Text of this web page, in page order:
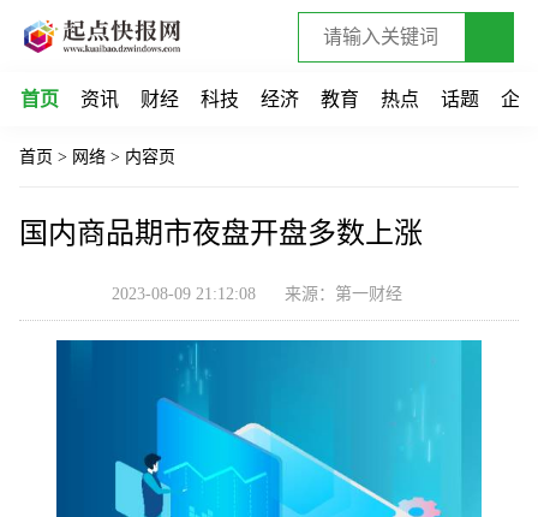
首页 资讯 财经 科技 经济 教育 热点 话题 企业
首页 > 网络 > 内容页
国内商品期市夜盘开盘多数上涨
2023-08-09 21:12:08 来源：第一财经